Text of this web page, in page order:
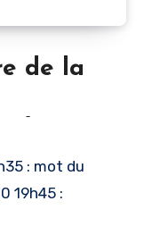
de la
–
19
19h45 :